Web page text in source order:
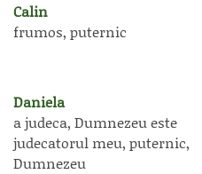
Calin
frumos, puternic
Daniela
a judeca, Dumnezeu este
judecatorul meu, puternic,
Dumnezeu